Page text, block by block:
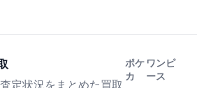
定状況をまとめた買取
ポケ
カ
ワンピ
ース